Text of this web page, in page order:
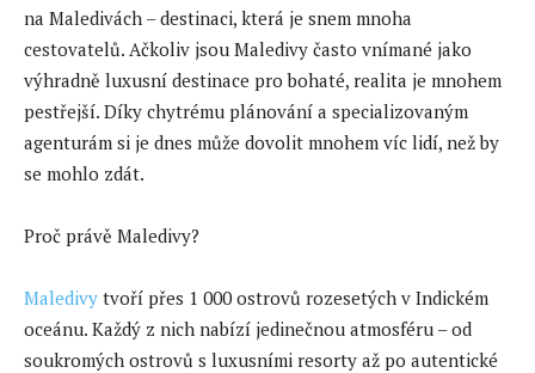
na Maledivách – destinaci, která je snem mnoha
cestovatelů. Ačkoliv jsou Maledivy často vnímané jako
výhradně luxusní destinace pro bohaté, realita je mnohem
pestřejší. Díky chytrému plánování a specializovaným
agenturám si je dnes může dovolit mnohem víc lidí, než by
se mohlo zdát.
Proč právě Maledivy?
Maledivy tvoří přes 1 000 ostrovů rozesetých v Indickém
oceánu. Každý z nich nabízí jedinečnou atmosféru – od
soukromých ostrovů s luxusními resorty až po autentické